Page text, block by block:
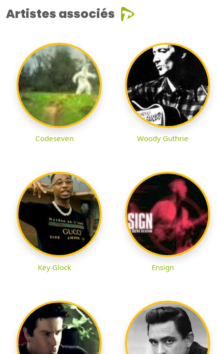
Artistes associés
Codeseven Woody Guthrie
Key Glock Ensign